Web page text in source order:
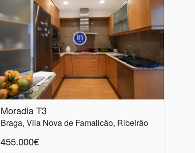
Moradia T3
Braga, Vila Nova de Famalicão, Ribeirão
455.000€